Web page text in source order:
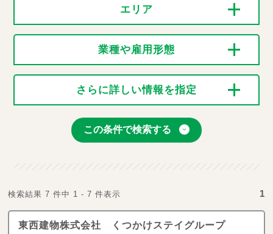
エリア
業種や雇用形態
さらに詳しい情報を指定
この条件で検索する
検索結果 7 件中 1 - 7 件表示 1
東西建物株式会社 くつかけステイグループ